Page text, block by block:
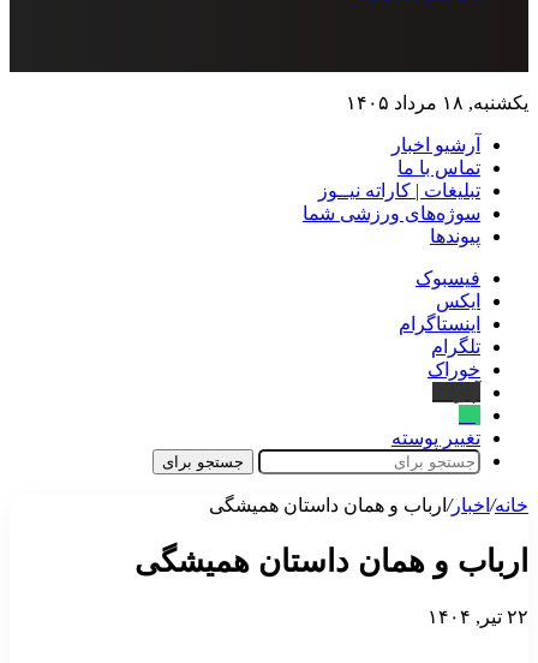
یکشنبه, ۱۸ مرداد ۱۴۰۵
آرشیو اخبار
تماس‌ با‌ ما
تبلیغات | کاراته نیــوز
سوژه‌های ورزشی شما
پیوندها
فیسبوک
ایکس
اینستاگرام
تلگرام
خوراک
تغییر پوسته
جستجو برای
خانه/ اخبار/ ارباب و همان داستان همیشگی
ارباب و همان داستان همیشگی
۲۲ تیر, ۱۴۰۴